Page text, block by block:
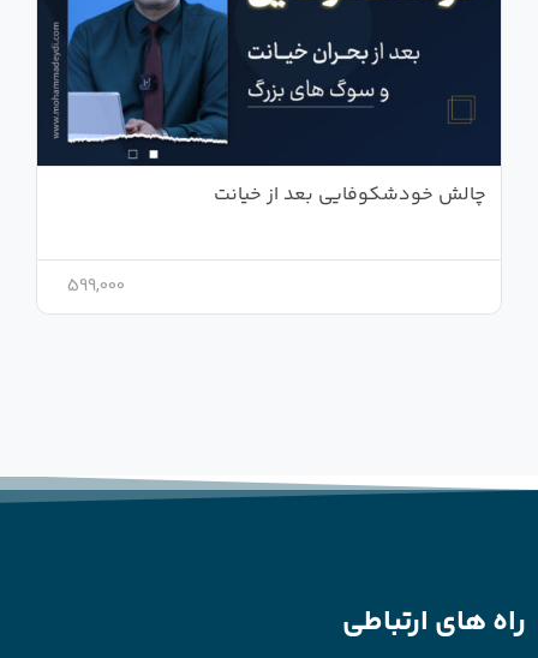
چالش خودشکوفایی بعد از خیانت
599,000
راه های ارتباطی